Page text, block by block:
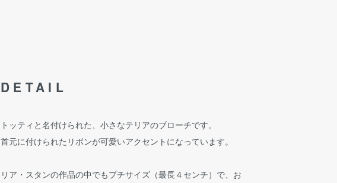
DETAIL
トッティと名付けられた、小さなテリアのブローチです。
首元に付けられたリボンが可愛いアクセントになっています。
リア・スタンの作品の中でもプチサイズ（最長４センチ）で、お